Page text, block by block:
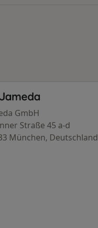
- Startseite
GmbH
Straße 45 a-d
München, Deutschland